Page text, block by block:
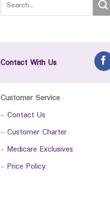
Contact With Us
Customer Service
- Contact Us
- Customer Charter
- Medicare Exclusives
- Price Policy